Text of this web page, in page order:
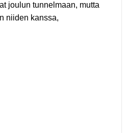
joulun tunnelmaan, mutta
niiden kanssa,